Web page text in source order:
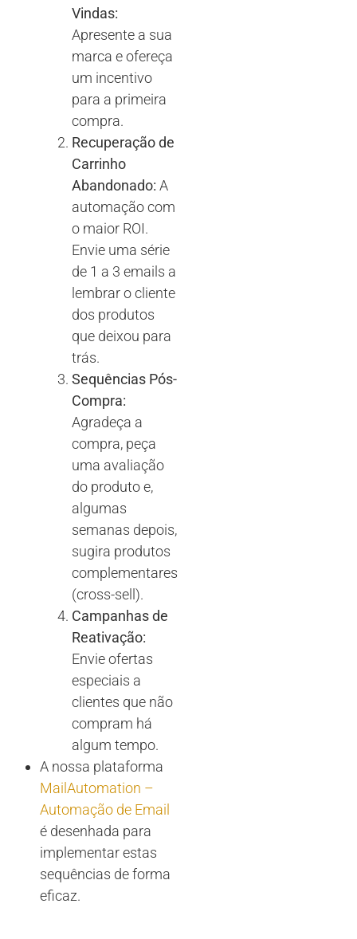
Vindas:
Apresente a sua
marca e ofereça
um incentivo
para a primeira
compra.
Recuperação de
Carrinho
Abandonado: A
automação com
o maior ROI.
Envie uma série
de 1 a 3 emails a
lembrar o cliente
dos produtos
que deixou para
trás.
Sequências Pós-
Compra:
Agradeça a
compra, peça
uma avaliação
do produto e,
algumas
semanas depois,
sugira produtos
complementares
(cross-sell).
Campanhas de
Reativação:
Envie ofertas
especiais a
clientes que não
compram há
algum tempo.
A nossa plataforma
MailAutomation –
Automação de Email
é desenhada para
implementar estas
sequências de forma
eficaz.